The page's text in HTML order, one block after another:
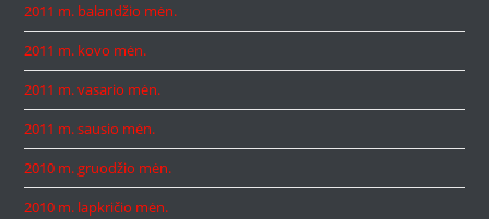
2011 m. balandžio mėn.
2011 m. kovo mėn.
2011 m. vasario mėn.
2011 m. sausio mėn.
2010 m. gruodžio mėn.
2010 m. lapkričio mėn.